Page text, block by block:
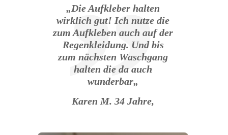
„Die Aufkleber halten
wirklich gut! Ich nutze die
zum Aufkleben auch auf der
Regenkleidung. Und bis
zum nächsten Waschgang
halten die da auch
wunderbar„
Karen M. 34 Jahre,